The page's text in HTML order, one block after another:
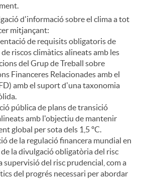
d'informació sobre el clima a tot
mitjançant:
de requisits obligatoris de
riscos climàtics alineats amb les
del Grup de Treball sobre
Financeres Relacionades amb el
amb el suport d'una taxonomia
pública de plans de transició
amb l'objectiu de mantenir
global per sota dels 1,5 ºC.
de la regulació financera mundial en
la divulgació obligatòria del risc
supervisió del risc prudencial, com a
del progrés necessari per abordar